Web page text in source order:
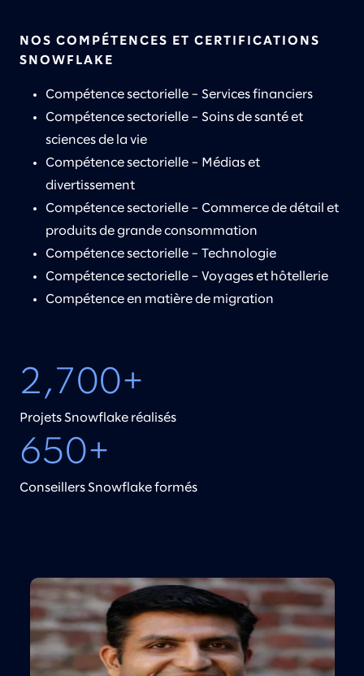
NOS COMPÉTENCES ET CERTIFICATIONS
SNOWFLAKE
Compétence sectorielle – Services financiers
Compétence sectorielle – Soins de santé et
sciences de la vie
Compétence sectorielle – Médias et
divertissement
Compétence sectorielle – Commerce de détail et
produits de grande consommation
Compétence sectorielle – Technologie
Compétence sectorielle – Voyages et hôtellerie
Compétence en matière de migration
2,700+
Projets Snowflake réalisés
650+
Conseillers Snowflake formés